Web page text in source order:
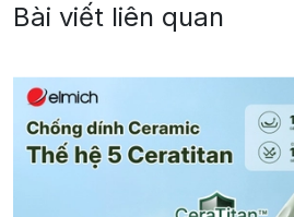
Bài viết liên quan